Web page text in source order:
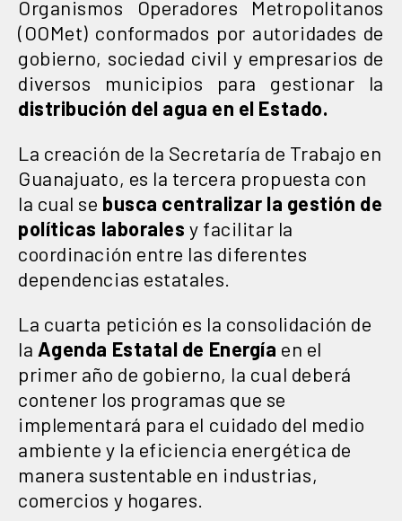
Organismos Operadores Metropolitanos
(OOMet) conformados por autoridades de
gobierno, sociedad civil y empresarios de
diversos municipios para gestionar la
distribución del agua en el Estado.
La creación de la Secretaría de Trabajo en
Guanajuato, es la tercera propuesta con
la cual se busca centralizar la gestión de
políticas laborales y facilitar la
coordinación entre las diferentes
dependencias estatales.
La cuarta petición es la consolidación de
la Agenda Estatal de Energía en el
primer año de gobierno, la cual deberá
contener los programas que se
implementará para el cuidado del medio
ambiente y la eficiencia energética de
manera sustentable en industrias,
comercios y hogares.